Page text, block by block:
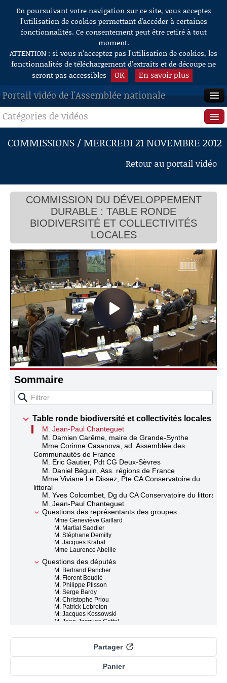
Aller au contenu
En poursuivant votre navigation sur ce site, vous acceptez
l’utilisation de cookies permettant d'accéder à certaines
fonctionnalités. Ce consentement peut être retiré à tout
moment.
ATTENTION : si vous n’acceptez pas l’utilisation de cookies, les
fonctionnalités de téléchargement d’extraits et de découpe ne
seront pas accessibles
OK En savoir plus
Portail vidéo de l'Assemblée nationale
ACCUEIL
EN DIRECT
RECHERCHE
AIDE À LA DÉCOUPE
DE VIDÉOS
Catégories de vidéos
Séance publique
Questions au Gouvernement
Commissions
Présidence
Évènements
Connaissance, Histoire
Autres
COMMISSIONS / MERCREDI 21 NOVEMBRE 2012
Retour au portail vidéo
COMMISSION DU DÉVELOPPEMENT
DURABLE : TABLE RONDE
BIODIVERSITÉ ET COLLECTIVITÉS
LOCALES
Sommaire
Table ronde biodiversité et collectivités locales
M. Jean-Paul Chanteguet
M. Damien Carême, maire de Grande-Synthe
Mme Corinne Casanova, ad. Assemblée des
Communautés de France
M. Eric Gautier, Pdt CG Deux-Sèvres
M. Daniel Béguin, Ass. régions de France
Mme Viviane Le Dissez, Pte CA Conservatoire du
littoral
M. Yves Colcombet, Dg du CA Conservatoire du littoral
M. Jean-Paul Chanteguet
Questions des représentants des groupes
Mme Geneviève Gaillard
M. Martial Saddier
M. Stéphane Demilly
M. Jacques Krabal
Mme Laurence Abeille
Questions des députés
M. Bertrand Pancher
M. Florent Boudié
M. Philippe Plisson
M. Serge Bardy
M. Christophe Priou
M. Patrick Lebreton
M. Jacques Kossowski
M. Jean-Jacques Cottel
Mme Geneviève Gaillard
Réponses des auditionnés
M. Damien Carême, maire de Grande-Synthe
Mme Corinne Casanova, ad. Assemblée des
Communautés de France
M. Jean-Paul Chanteguet, président
Panier
Partager